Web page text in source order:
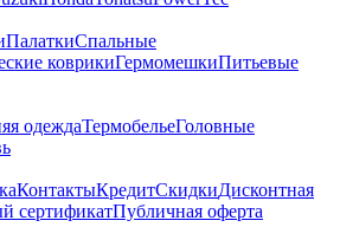
ПалаткиСпальные
коврикиГермомешкиПитьевые
одеждаТермобельеГоловные
КонтактыКредитСкидкиДисконтная
сертификатПубличная оферта